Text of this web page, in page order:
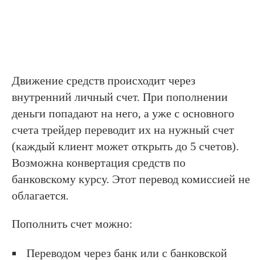
Движение средств происходит через
внутренний личный счет. При пополнении
деньги попадают на него, а уже с основного
счета трейдер переводит их на нужный счет
(каждый клиент может открыть до 5 счетов).
Возможна конвертация средств по
банковскому курсу. Этот перевод комиссией не
облагается.
Пополнить счет можно:
Переводом через банк или с банковской